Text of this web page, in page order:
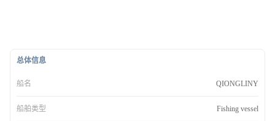
总体信息
船名 QIONGLINY
船舶类型 Fishing vessel